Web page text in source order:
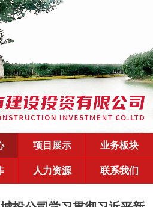
项目展示
业务板块
人力资源 联系我们